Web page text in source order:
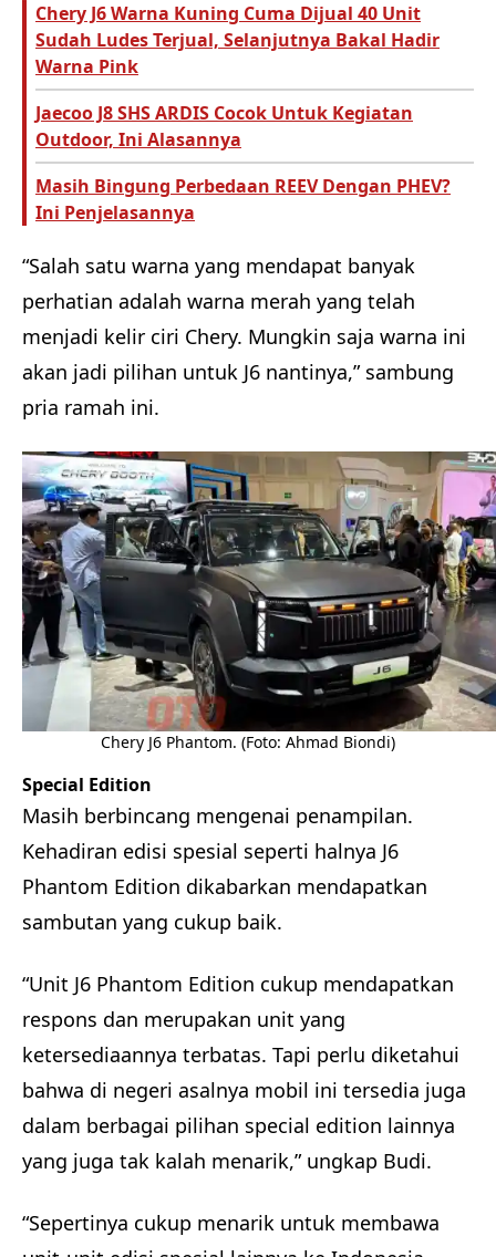
Chery J6 Warna Kuning Cuma Dijual 40 Unit
Sudah Ludes Terjual, Selanjutnya Bakal Hadir
Warna Pink
Jaecoo J8 SHS ARDIS Cocok Untuk Kegiatan
Outdoor, Ini Alasannya
Masih Bingung Perbedaan REEV Dengan PHEV?
Ini Penjelasannya
“Salah satu warna yang mendapat banyak
perhatian adalah warna merah yang telah
menjadi kelir ciri Chery. Mungkin saja warna ini
akan jadi pilihan untuk J6 nantinya,” sambung
pria ramah ini.
Chery J6 Phantom. (Foto: Ahmad Biondi)
Special Edition
Masih berbincang mengenai penampilan.
Kehadiran edisi spesial seperti halnya J6
Phantom Edition dikabarkan mendapatkan
sambutan yang cukup baik.
“Unit J6 Phantom Edition cukup mendapatkan
respons dan merupakan unit yang
ketersediaannya terbatas. Tapi perlu diketahui
bahwa di negeri asalnya mobil ini tersedia juga
dalam berbagai pilihan special edition lainnya
yang juga tak kalah menarik,” ungkap Budi.
“Sepertinya cukup menarik untuk membawa